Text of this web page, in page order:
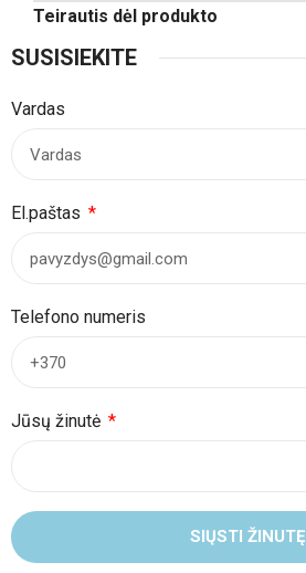
Teirautis dėl produkto
SUSISIEKITE
Vardas
El.paštas
Telefono numeris
Jūsų žinutė
SIŲSTI ŽINUTĘ